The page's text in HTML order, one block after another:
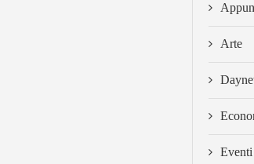
Arte
Eventi